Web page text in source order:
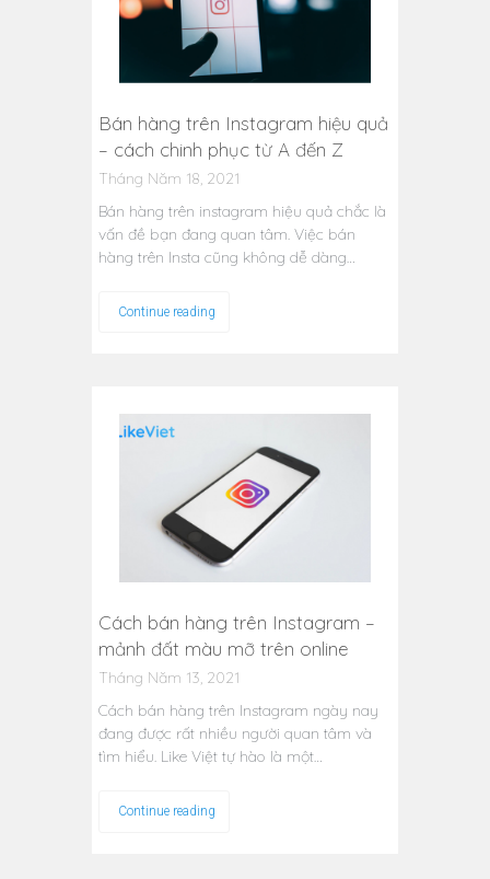
Bán hàng trên Instagram hiệu quả
– cách chinh phục từ A đến Z
Tháng Năm 18, 2021
Bán hàng trên instagram hiệu quả chắc là
vấn đề bạn đang quan tâm. Việc bán
hàng trên Insta cũng không dễ dàng…
Continue reading
Cách bán hàng trên Instagram –
mảnh đất màu mỡ trên online
Tháng Năm 13, 2021
Cách bán hàng trên Instagram ngày nay
đang được rất nhiều người quan tâm và
tìm hiểu. Like Việt tự hào là một…
Continue reading